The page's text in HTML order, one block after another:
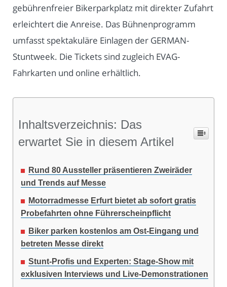
gebührenfreier Bikerparkplatz mit direkter Zufahrt
erleichtert die Anreise. Das Bühnenprogramm
umfasst spektakuläre Einlagen der GERMAN-
Stuntweek. Die Tickets sind zugleich EVAG-
Fahrkarten und online erhältlich.
Inhaltsverzeichnis: Das
erwartet Sie in diesem Artikel
Rund 80 Aussteller präsentieren Zweiräder
und Trends auf Messe
Motorradmesse Erfurt bietet ab sofort gratis
Probefahrten ohne Führerscheinpflicht
Biker parken kostenlos am Ost-Eingang und
betreten Messe direkt
Stunt-Profis und Experten: Stage-Show mit
exklusiven Interviews und Live-Demonstrationen